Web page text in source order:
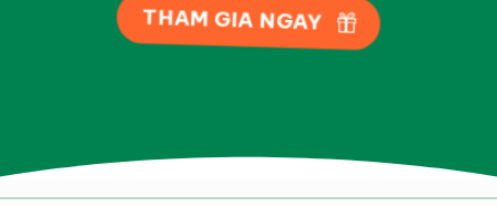
THAM GIA NGAY